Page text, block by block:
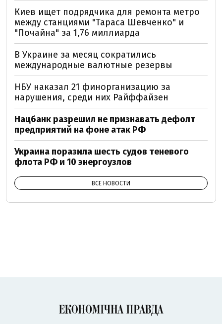
Киев ищет подрядчика для ремонта метро
между станциями "Тараса Шевченко" и
"Почайна" за 1,76 миллиарда
В Украине за месяц сократились
международные валютные резервы
НБУ наказал 21 финорганизацию за
нарушения, среди них Райффайзен
Нацбанк разрешил не признавать дефолт
предприятий на фоне атак РФ
Украина поразила шесть судов теневого
флота РФ и 10 энергоузлов
ВСЕ НОВОСТИ